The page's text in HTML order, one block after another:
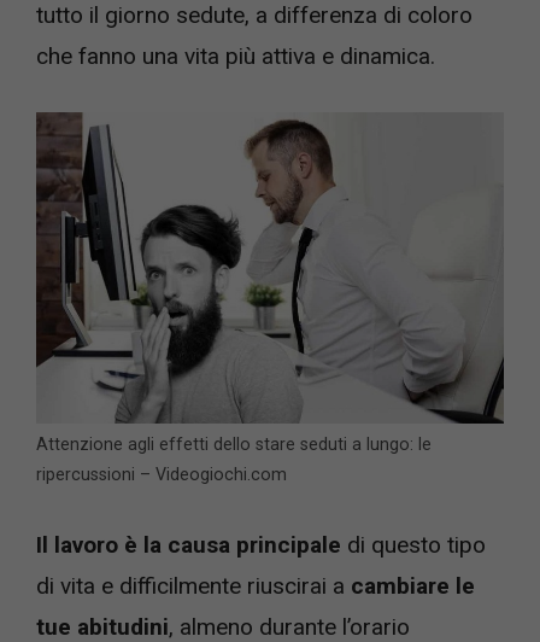
tutto il giorno sedute, a differenza di coloro
che fanno una vita più attiva e dinamica.
Attenzione agli effetti dello stare seduti a lungo: le
ripercussioni – Videogiochi.com
Il lavoro è la causa principale di questo tipo
di vita e difficilmente riuscirai a cambiare le
tue abitudini, almeno durante l’orario